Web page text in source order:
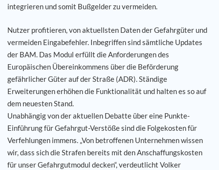
News
Kontakt
integrieren und somit Bußgelder zu vermeiden.
Nutzer profitieren, von aktuellsten Daten der Gefahrgüter und
vermeiden Eingabefehler. Inbegriffen sind sämtliche Updates
der BAM. Das Modul erfüllt die Anforderungen des
Europäischen Übereinkommens über die Beförderung
gefährlicher Güter auf der Straße (ADR). Ständige
Erweiterungen erhöhen die Funktionalität und halten es so auf
dem neuesten Stand.
Unabhängig von der aktuellen Debatte über eine Punkte-
Einführung für Gefahrgut-Verstöße sind die Folgekosten für
Verfehlungen immens. „Von betroffenen Unternehmen wissen
wir, dass sich die Strafen bereits mit den Anschaffungskosten
für unser Gefahrgutmodul decken“, verdeutlicht Volker